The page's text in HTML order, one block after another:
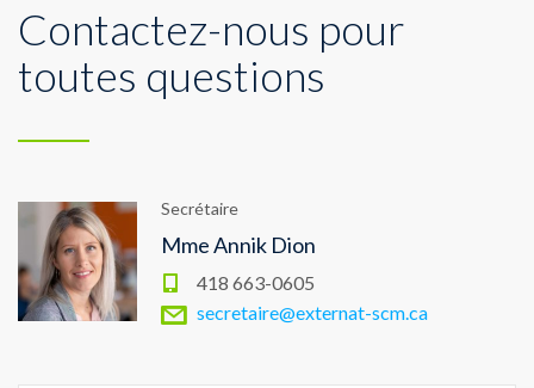
Contactez-nous pour
toutes questions
Secrétaire
Mme Annik Dion
418 663-0605
secretaire@externat-scm.ca